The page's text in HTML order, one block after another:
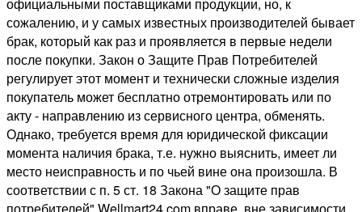
сожалению, и у самых известных производителей бывает
брак, который как раз и проявляется в первые недели
после покупки. Закон о Защите Прав Потребителей
регулирует этот момент и технически сложные изделия
покупатель может бесплатно отремонтировать или по
акту - направлению из сервисного центра, обменять.
Однако, требуется время для юридической фиксации
момента наличия брака, т.е. нужно выяснить, имеет ли
место неисправность и по чьей вине она произошла. В
соответствии с п. 5 ст. 18 Закона "О защите прав
потребителей" Wellmart24.com вправе, вне зависимости